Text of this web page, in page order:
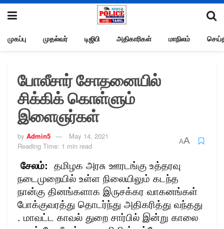
முகப்பு முதல்வர் டிஜிபி அதிகாரிகள் மாநிலம்
போலீசார் சோதனையில்
சிக்கிக் கொள்ளும்
இளைஞர்கள்
by Admin5
May 14, 2021
Reading Time: 1 min read
AA
சேலம்: தமிழக அரசு ஊரடங்கு உத்தரவு
நடைமுறையில் உள்ள நிலையிலும் கடந்த
நான்கு தினங்களாக இருசக்கர வாகனங்கள்
போக்குவரத்து தொடர்ந்து அதிகரித்து வந்தது
. மாவட்ட காவல் துறை சார்பில் இன்று காலை